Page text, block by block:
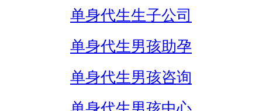
单身代生生子公司
单身代生男孩助孕
单身代生男孩咨询